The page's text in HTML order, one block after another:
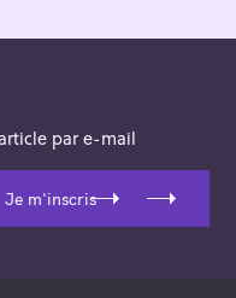
par e-mail
Je m'inscris